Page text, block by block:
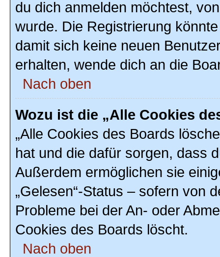
du dich anmelden möchtest,
wurde. Die Registrierung
damit sich keine neuen
erhalten, wende dich an die
Nach oben
Wozu ist die „Alle Cookies
„Alle Cookies des Boards
hat und die dafür sorgen, dass
Außerdem ermöglichen sie
„Gelesen“-Status – sofern von
Probleme bei der An- oder
Cookies des Boards löscht.
Nach oben